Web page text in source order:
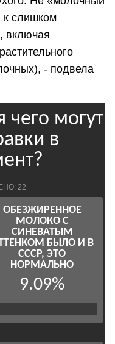
к слишком
включая
- подвела